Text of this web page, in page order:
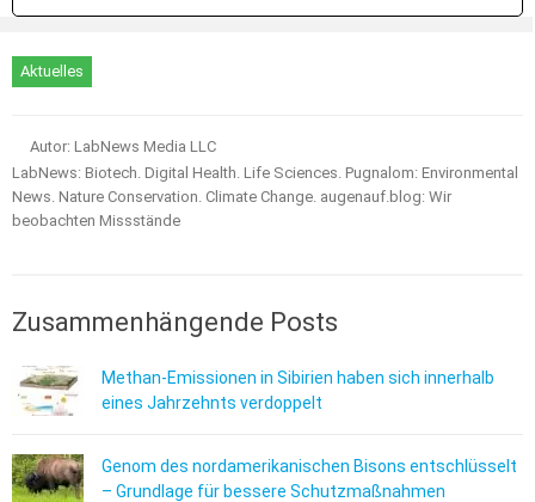
Aktuelles
Autor: LabNews Media LLC
LabNews: Biotech. Digital Health. Life Sciences. Pugnalom: Environmental
News. Nature Conservation. Climate Change. augenauf.blog: Wir
beobachten Missstände
Zusammenhängende Posts
Methan-Emissionen in Sibirien haben sich innerhalb
eines Jahrzehnts verdoppelt
Genom des nordamerikanischen Bisons entschlüsselt
– Grundlage für bessere Schutzmaßnahmen